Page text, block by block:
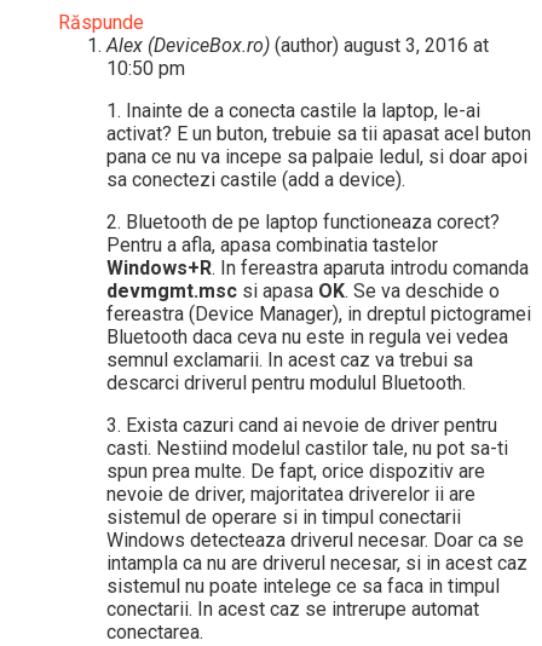
Răspunde
Alex (DeviceBox.ro) (author) august 3, 2016 at
10:50 pm
1. Inainte de a conecta castile la laptop, le-ai
activat? E un buton, trebuie sa tii apasat acel buton
pana ce nu va incepe sa palpaie ledul, si doar apoi
sa conectezi castile (add a device).
2. Bluetooth de pe laptop functioneaza corect?
Pentru a afla, apasa combinatia tastelor
Windows+R. In fereastra aparuta introdu comanda
devmgmt.msc si apasa OK. Se va deschide o
fereastra (Device Manager), in dreptul pictogramei
Bluetooth daca ceva nu este in regula vei vedea
semnul exclamarii. In acest caz va trebui sa
descarci driverul pentru modulul Bluetooth.
3. Exista cazuri cand ai nevoie de driver pentru
casti. Nestiind modelul castilor tale, nu pot sa-ti
spun prea multe. De fapt, orice dispozitiv are
nevoie de driver, majoritatea driverelor ii are
sistemul de operare si in timpul conectarii
Windows detecteaza driverul necesar. Doar ca se
intampla ca nu are driverul necesar, si in acest caz
sistemul nu poate intelege ce sa faca in timpul
conectarii. In acest caz se intrerupe automat
conectarea.